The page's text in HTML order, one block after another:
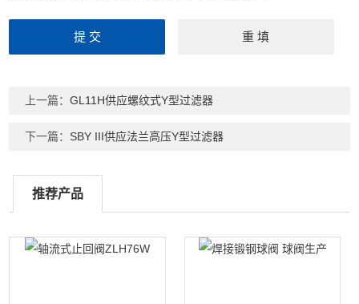
上一篇：GL11H供应螺纹式Y型过滤器
下一篇： SBY III供应法兰高压Y型过滤器
推荐产品